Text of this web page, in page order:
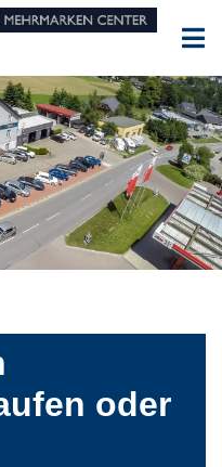
oder